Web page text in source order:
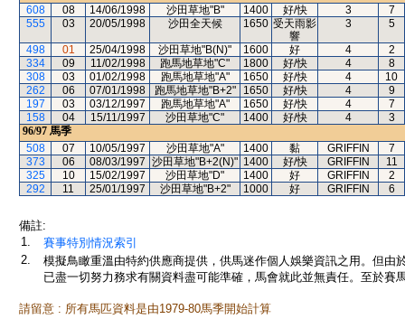
608
08 14/06/1998 沙田草地"B" 1400 好/快 3
7
555
03 20/05/1998 沙田全天候 1650 受天雨影
響
3 5
498 01 25/04/1998 沙田草地"B(N)" 1600 好 4
2
334
09 11/02/1998 跑馬地草地"C" 1800 好/快 4
8
308
03 01/02/1998 跑馬地草地"A" 1650 好/快 4
10
262
06 07/01/1998 跑馬地草地"B+2" 1650 好/快 4
9
197
03 03/12/1997 跑馬地草地"A" 1650 好/快 4
7
158
04 15/11/1997 沙田草地"C" 1400 好/快 4
3
96/97 馬季
508
07 10/05/1997 沙田草地"A" 1400 黏 GRIFFIN
7
373
06 08/03/1997 沙田草地"B+2(N)" 1400 好/快 GRIFFIN
11
325
10 15/02/1997 沙田草地"D" 1400 好 GRIFFIN
2
292
11 25/01/1997 沙田草地"B+2" 1000 好 GRIFFIN 6
備註:
1.
賽事特別情況索引
2.
模擬鳥瞰重溫由特約供應商提供，供馬迷作個人娛樂資訊之用。但
已盡一切努力務求有關資料盡可能準確，馬會就此並無責任。至於賽
請留意 : 所有馬匹資料是由1979-80馬季開始計算